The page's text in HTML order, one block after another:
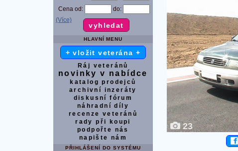
Cena od:
do:
(Více)
HLAVNÍ MENU
+ vložit veterána +
Ráj veteránů
novinky v nabídce
katalog prodejců
archivní inzeráty
diskusní fórum
náhradní díly
recenze veteránů
rady při koupi
podpořte nás
napište nám
PŘIHLÁŠENÍ DO SYSTÉMU
23